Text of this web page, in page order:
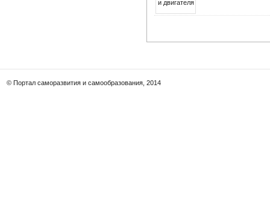
© Портал саморазвития и самообразования, 2014